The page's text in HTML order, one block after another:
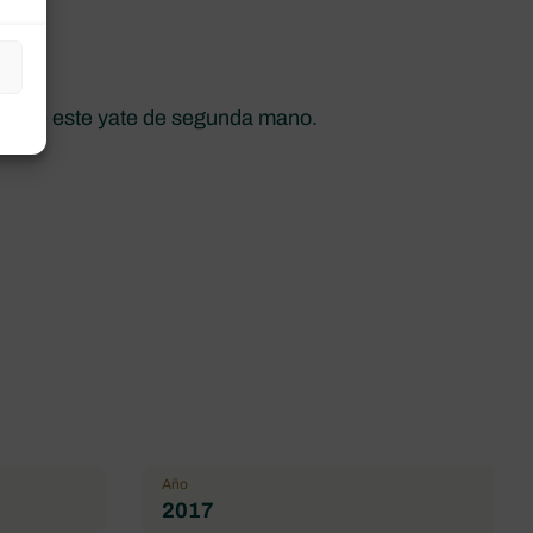
de este yate de segunda mano.
Año
2017